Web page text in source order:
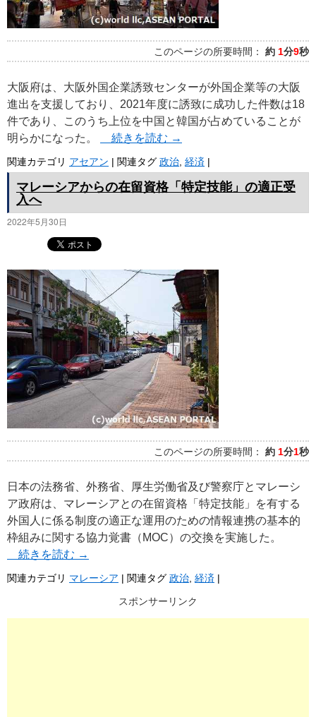
このページの所要時間： 約 1分9秒
大阪府は、大阪外国企業誘致センターが外国企業等の大阪
進出を支援しており、2021年度に誘致に成功した件数は18
件であり、このうち上位を中国と韓国が占めていることが
明らかになった。
続きを読む →
関連カテゴリ アセアン | 関連タグ 政治 経済 |
マレーシアからの在留資格「特定技能」の適正受
入へ
2022年5月30日
このページの所要時間： 約 1分1秒
日本の法務省、外務省、厚生労働省及び警察庁とマレーシ
ア政府は、マレーシアとの在留資格「特定技能」を有する
外国人に係る制度の適正な運用のための情報連携の基本的
枠組みに関する協力覚書（MOC）の交換を実施した。
続きを読む →
関連カテゴリ マレーシア | 関連タグ 政治, 経済 |
スポンサーリンク